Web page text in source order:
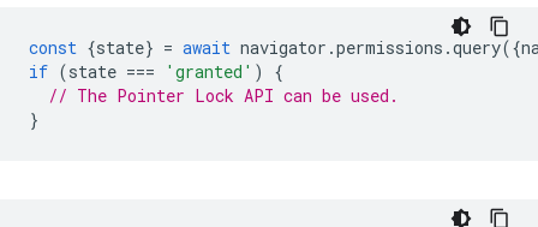
const {state} = await navigator .permissions .query({
if (state === 'granted' )
{
// The Pointer Lock API can be used.
}